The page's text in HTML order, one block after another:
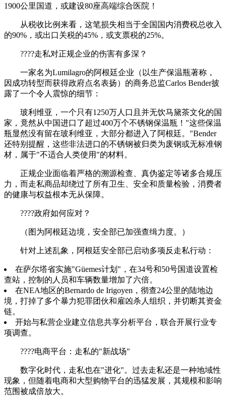
1900公里国道，或建设80座高端综合医院！
从税收比例来看，这笔损失相当于全国国内消费税总收入
的90%，或出口关税的45%，或支票税的25%。
????走私对正规企业的伤害有多深？
一家名为Lumilagro的阿根廷企业（以生产保温瓶著称，
因成功转型而获得政府点名表扬）的商务总监Carlos Bender披
露了一个令人震惊的细节：
玻利维亚，一个只有1250万人口且并无饮马黛茶文化的国
家，竟然从中国进口了超过400万个不锈钢保温瓶！"这些保温
瓶显然没有留在玻利维亚，大部分都进入了阿根廷。"Bender
还特别提醒，这些非法进口的不锈钢被归类为废钢或无标准钢
材，属于"不适合人类使用"的材料。
正规企业面临着严格的溯源检查、真伪鉴定等诸多合规压
力，而走私商品却绕过了所有卫生、安全和质量检验，消费者
的健康与权益根本无从保障。
????政府如何应对？
（图为阿根廷边境，安全部已加强查缉力度。）
针对上述乱象，阿根廷安全部已启动多项反走私行动：
在萨尔塔省实施"Güemes计划"，在34号和50号国道设置检
查站，控制的人员和车辆数量增加了六倍。
在NEA地区的Bernardo de Irigoyen，彻查24公里的陆地边
境，打掉了多个暴力犯罪团伙和雇凶杀人组织，并切断其资金
链。
开始与私营企业建立信息共享分析平台，联合开展行业专
项调查。
????电商平台：走私的"新战场"
数字化时代，走私也在"进化"。过去走私还是一种地域性
现象，但随着电商和大型购物平台的迅猛发展，其规模和影响
范围被成倍放大。